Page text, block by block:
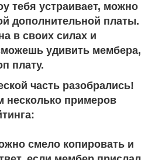
тебя устраивает, можно
дополнительной платы.
в своих силах и
удивить мембера,
плату.
часть разобрались!
несколько примеров
смело копировать и